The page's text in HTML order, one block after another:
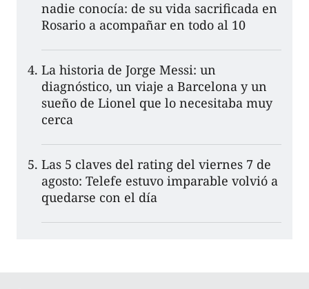
nadie conocía: de su vida sacrificada en
Rosario a acompañar en todo al 10
La historia de Jorge Messi: un
diagnóstico, un viaje a Barcelona y un
sueño de Lionel que lo necesitaba muy
cerca
Las 5 claves del rating del viernes 7 de
agosto: Telefe estuvo imparable volvió a
quedarse con el día